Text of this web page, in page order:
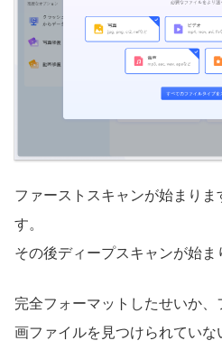
ファーストスキャンが始まりま
す。
その後ディープスキャンが始ま
完全フォーマットしたせいか
画ファイルを見つけられていな